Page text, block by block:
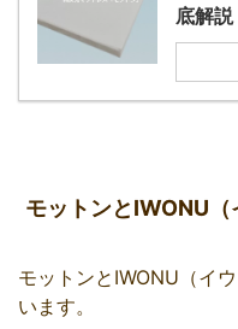
底解説
モットンとIWONU
モットンとIWONU（イ
います。